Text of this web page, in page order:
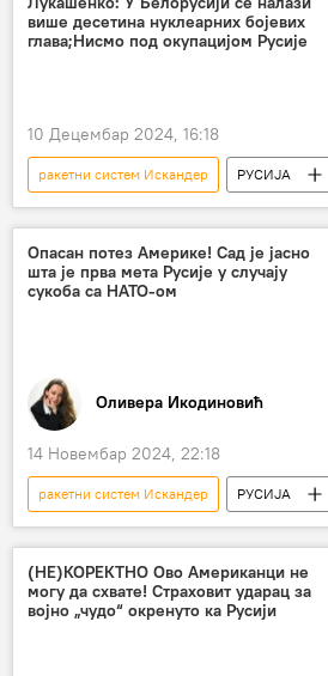
више десетина нуклеарних бојевих
глава;Нисмо под окупацијом Русије
10 Децембар 2024, 16:18
ракетни систем Искандер
РУСИЈА
Русија
Русија – политика
Белорусија
Александар Лукашенко
орешник
окупација
Опасан потез Америке! Сад је јасно
шта је прва мета Русије у случају
сукоба са НАТО-ом
Оливера Икодиновић
14 Новембар 2024, 22:18
ракетни систем Искандер
РУСИЈА
Русија
Русија – политика
Русија – војска и наоружање
Пољска
САД
база
(НЕ)КОРЕКТНО Ово Американци не
могу да схвате! Страховит ударац за
војно „чудо“ окренуто ка Русији